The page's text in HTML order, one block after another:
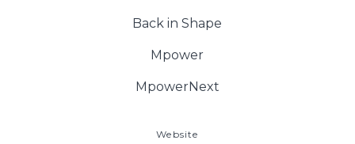
Back in Shape
Mpower
MpowerNext
Website